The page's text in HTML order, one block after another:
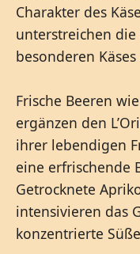
Charakter des
unterstreichen
besonderen
Frische Beeren
ergänzen den
ihrer lebendigen
eine erfrischende
Getrocknete
intensivieren das
konzentrierte